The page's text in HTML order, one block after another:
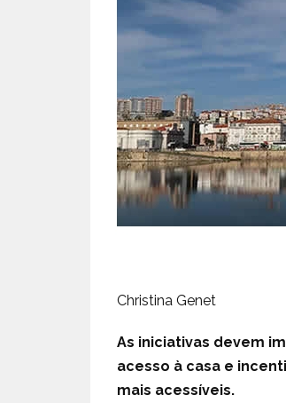
Christina Genet
As iniciativas devem
acesso à casa e
mais acessíveis.